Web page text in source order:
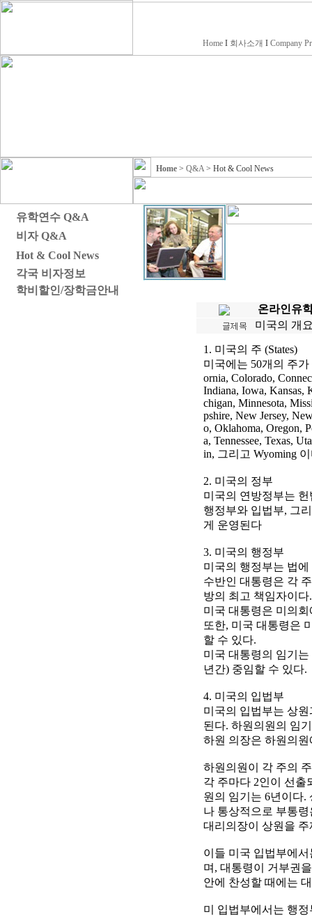
Home I 회사소개 I Company
유학연수 Q&A
비자 Q&A
Hot & Cool News
각국 비자정보
학비할인/장학금안내
Home > Q&A> Hot & Cool News
온라인유
미국의 개
1. 미국의 주 (States)
미국에는 50개의 주가
ornia, Colorado,
Indiana, Iowa, Kansas,
chigan, Minnesota,
pshire, New Jersey,
o, Oklahoma, Oregon,
a, Tennessee, Texas,
in, 그리고 Wyoming
2. 미국의 정부
미국의 연방정부는
행정부와 입법부, 그
게 운영된다
3. 미국의 행정부
미국의 행정부는 법
수반인 대통령은 각
방의 최고 책임자이다.
미국 대통령은 미의
또한, 미국 대통령은
할 수 있다.
미국 대통령의 임기
년간) 중임할 수 있
4. 미국의 입법부
미국의 입법부는 상
된다. 하원의원의 임
하원 의장은 하원의
하원의원이 각 주의
각 주마다 2인이 선출
원의 임기는 6년이다.
나 통상적으로 부통
대리의장이 상원을
이들 미국 입법부에
며, 대통령이 거부권
안에 찬성할 때에는
미 입법부에서는 행